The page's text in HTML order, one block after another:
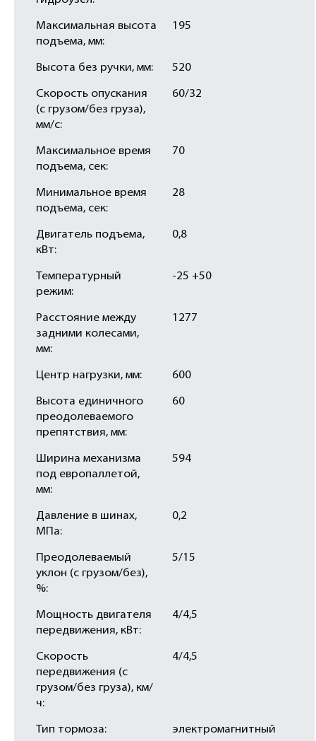
Максимальная высота
подъема, мм:
195
Высота без ручки, мм: 520
Скорость опускания
(с грузом/без груза),
мм/с:
60/32
Максимальное время
подъема, сек:
70
Минимальное время
подъема, сек:
28
Двигатель подъема,
кВт:
0,8
Температурный
режим:
-25 +50
Расстояние между
задними колесами,
мм:
1277
Центр нагрузки, мм: 600
Высота единичного
преодолеваемого
препятствия, мм:
60
Ширина механизма
под европаллетой,
мм:
594
Давление в шинах,
МПа:
0,2
Преодолеваемый
уклон (с грузом/без),
%:
5/15
Мощность двигателя
передвижения, кВт:
4/4,5
Скорость
передвижения (с
грузом/без груза), км/
ч:
4/4,5
Тип тормоза: электромагнитный